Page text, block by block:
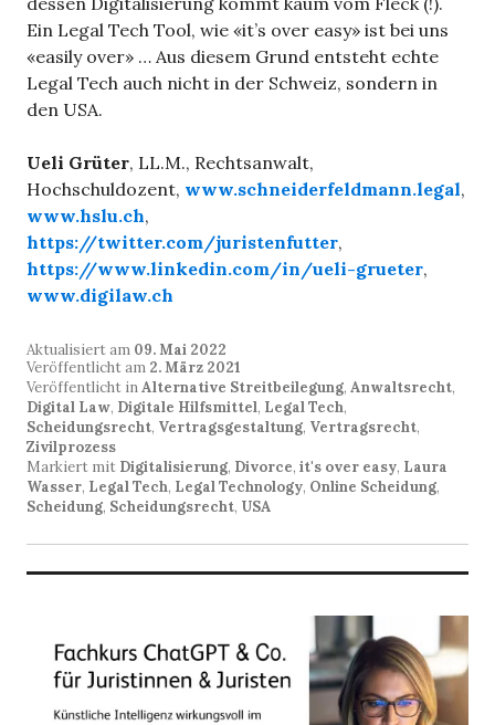
Ein Legal Tech Tool, wie «it’s over easy» ist bei uns
«easily over» … Aus diesem Grund entsteht echte
Legal Tech auch nicht in der Schweiz, sondern in
den USA.
Ueli Grüter, LL.M., Rechtsanwalt,
Hochschuldozent, www.schneiderfeldmann.legal,
www.hslu.ch,
https://twitter.com/juristenfutter,
https://www.linkedin.com/in/ueli-grueter,
www.digilaw.ch
Aktualisiert am 09. Mai 2022
Veröffentlicht am 2. März 2021
Veröffentlicht inAlternative Streitbeilegung, Anwaltsrecht,
Digital Law, Digitale Hilfsmittel, Legal Tech,
Scheidungsrecht, Vertragsgestaltung, Vertragsrecht,
Zivilprozess
Markiert mit Digitalisierung, Divorce, it's over easy, Laura
Wasser, Legal Tech, Legal Technology, Online Scheidung,
Scheidung, Scheidungsrecht, USA